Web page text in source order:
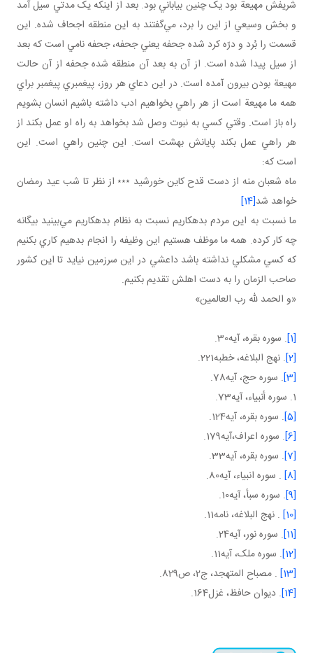
شريفش مهيعة بود يک چنين بياباني بود. بعد از اينکه يک مدتي سيل آمد
و بخش وسيعي از اين را برد، مي‌گفتند به اين منطقه اجحاف شده. اين
قسمت را بُرد و درّه کرد شده جحفه يعني جحفه، جحفه نامي است که بعد
از سيل پيدا شده است. از آن به بعد آن منطقه شده جحفه از آن حالت
مهيعة بودن بيرون آمده است. در اين دعاي هر روز، پيغمبري پيغمبر براي
همه ما مهيعة است از هر راهي بخواهيم ادب داشته باشيم انسان بشويم
راه باز است. وقتي کسي به نبوت وصل شد بخواهد به راه او عمل بکند از
هر راهي عمل بکند پايانش بهشت است. اين چنين راهي است. اين
است که:
ماه شعبان منه از دست قدح کاين خورشيد ٭٭٭ از نظر تا شب عيد رمضان
خواهد شد[14]
ما نسبت به اين مردم بدهکاريم نسبت به نظام بدهکاريم مي‌بينيد بيگانه
چه کار کرده. همه ما موظف هستيم اين وظيفه را انجام بدهيم کاري بکنيم
که کسي مشکلي نداشته باشد داعشي در اين سرزمين نيايد تا اين کشور
صاحب الزمان را به دست اهلش تقديم بکنيم.
«و الحمد لله رب العالمين»
[1] . سوره بقره، آيه30.
[2] . نهج البلاغه، خطبه221.
[3]
. سوره حج، آيه78.
1. سوره أنبياء، آيه73.
[5] . سوره بقره، آيه124.
[6] . سوره اعراف،آيه179.
[7] . سوره بقره، آيه33.
[8]
. سوره انبياء، آيه80.
[9] . سوره سبأ، آيه10.
[10]
. نهج البلاغه، نامه11.
[11]
. سوره نور، آيه24.
[12]
. سوره ملک، آيه11.
[13]
. مصباح المتهجد، ج2، ص829.
[14]
. ديوان حافظ، غزل164.